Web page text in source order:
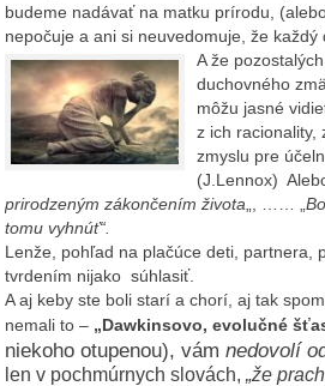
budeme nadávať na matku prírodu,
nepočuje a ani si neuvedomuje, že
A že
duchovného
môžu jasné
z ich racionality,
zmyslu pre
(J.Lennox)
prirodzeným zákončením života
tomu vyhnúť“.
Lenže, pohľad na plačúce deti, partnera,
tvrdením nijako súhlasiť.
A aj keby ste boli starí a chorí, aj tak
nemali to – „Dawkinsovo, evolučné
niekoho otupenou), vám nedovolí
len v pochmúrnych slovách, „že